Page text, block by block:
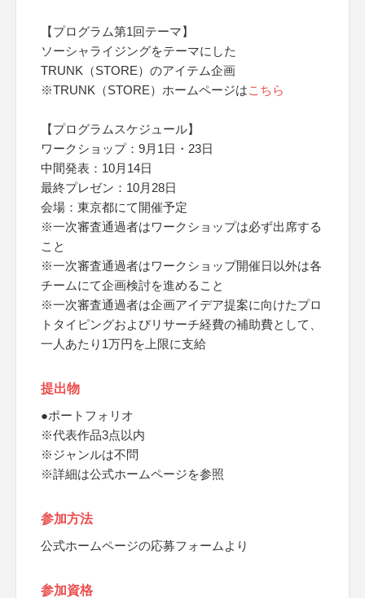
【プログラム第1回テーマ】
ソーシャライジングをテーマにした
TRUNK（STORE）のアイテム企画
※TRUNK（STORE）ホームページはこちら
【プログラムスケジュール】
ワークショップ：9月1日・23日
中間発表：10月14日
最終プレゼン：10月28日
会場：東京都にて開催予定
※一次審査通過者はワークショップは必ず出席する
こと
※一次審査通過者はワークショップ開催日以外は各
チームにて企画検討を進めること
※一次審査通過者は企画アイデア提案に向けたプロ
トタイピングおよびリサーチ経費の補助費として、
一人あたり1万円を上限に支給
提出物
●ポートフォリオ
※代表作品3点以内
※ジャンルは不問
※詳細は公式ホームページを参照
参加方法
公式ホームページの応募フォームより
参加資格